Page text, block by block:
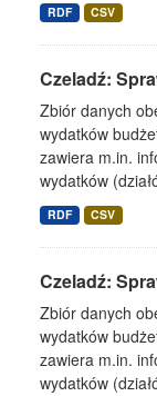
RDF CSV
Czeladź:
Zbiór danych
wydatków
zawiera m.in.
wydatków
RDF CSV
Czeladź:
Zbiór danych
wydatków
zawiera m.in.
wydatków